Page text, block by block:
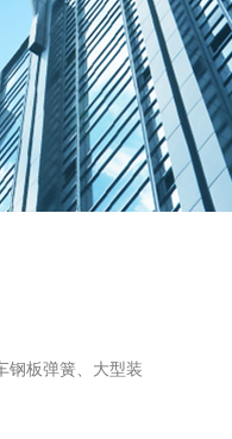
钢板弹簧、大型装